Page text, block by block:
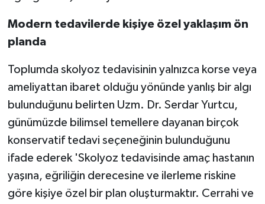
Modern tedavilerde kişiye özel yaklaşım ön
planda
Toplumda skolyoz tedavisinin yalnızca korse veya
ameliyattan ibaret olduğu yönünde yanlış bir algı
bulunduğunu belirten Uzm. Dr. Serdar Yurtcu,
günümüzde bilimsel temellere dayanan birçok
konservatif tedavi seçeneğinin bulunduğunu
ifade ederek 'Skolyoz tedavisinde amaç hastanın
yaşına, eğriliğin derecesine ve ilerleme riskine
göre kişiye özel bir plan oluşturmaktır. Cerrahi ve